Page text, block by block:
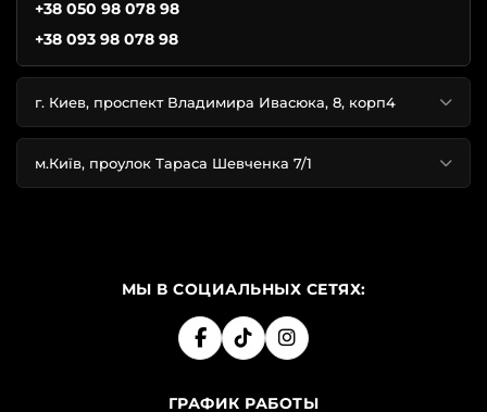
+38 050 98 078 98
+38 093 98 078 98
г. Киев, проспект Владимира Ивасюка, 8, корп4
м.Київ, проулок Тараса Шевченка 7/1
МЫ В СОЦИАЛЬНЫХ СЕТЯХ:
ГРАФИК РАБОТЫ